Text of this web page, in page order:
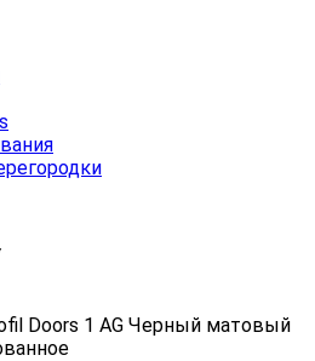
Doors 1 AG Черный матовый